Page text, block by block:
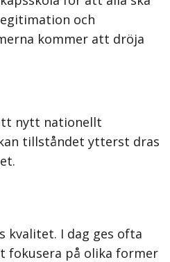
och
kommer att dröja
nytt nationellt
tillståndet ytterst dras
kvalitet. I dag ges ofta
fokusera på olika former